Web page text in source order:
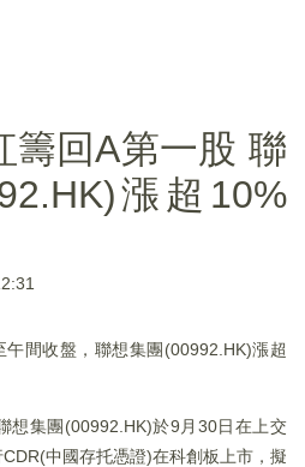
籌回A第一股 聯
漲超10%
午間收盤，聯想集團(00992.HK)漲超
想集團(00992.HK)於9月30日在上交
中國存托憑證)在科創板上市，擬